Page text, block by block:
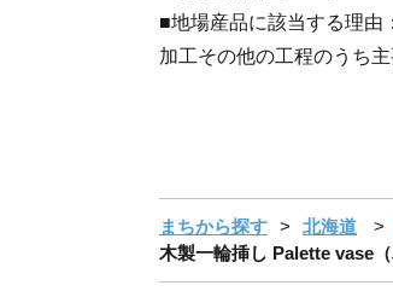
■地場産品に該当する理由
加工その他の工程のうち
まちから探す 北海道
木製一輪挿し Palette vase